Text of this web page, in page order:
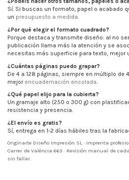
Sí. Si buscas un formato, papel o acabado
un presupuesto a medida.
¿Por qué elegir el formato cuadrado?
Porque destaca y transmite diseño: al no
publicación llama más la atención y se
necesitas más superficie para texto, mejor
¿Cuántas páginas puedo grapar?
De 4 a 128 páginas, siempre en múltiplo de
mejor encuadernación encolada
¿Qué papel elijo para la cubierta?
Un gramaje alto (250 o 300 g) con
resistencia y presencia.
¿El envío es gratis?
Sí, entrega en 1-2 días hábiles tras la
Originarte Diseño Impresión SL · Imprenta
Carrer de València 663 · Revisión manual de
sin fallar.